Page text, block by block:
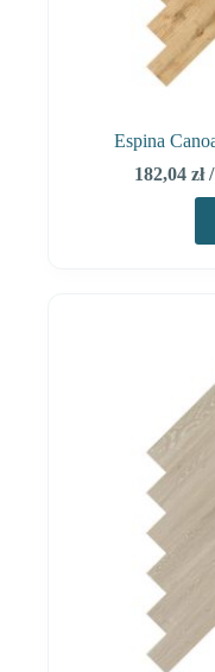
Espina
182,04 zł/